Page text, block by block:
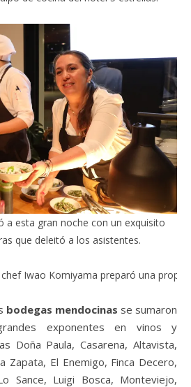
a esta gran noche con un exquisito
que deleitó a los asistentes.
Iwao Komiyama preparó una
bodegas mendocinas se sumaron
exponentes en vinos y
Doña Paula, Casarena, Altavista,
Zapata, El Enemigo, Finca Decero,
Sance, Luigi Bosca, Monteviejo,